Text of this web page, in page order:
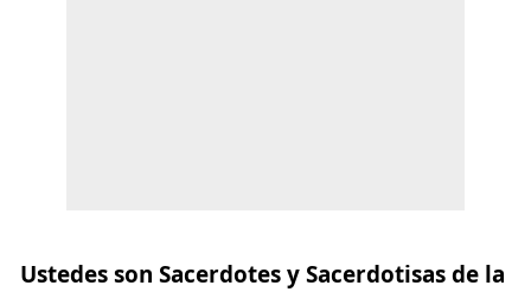
Ustedes son Sacerdotes y Sacerdotisas de la